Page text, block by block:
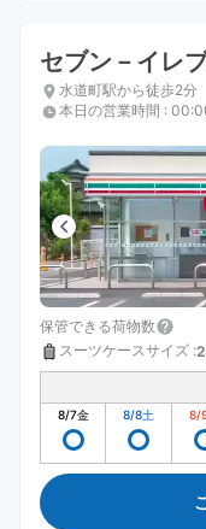
セブン－イレ
水道町駅から徒歩2分
本日の営業時間 :
保管できる荷物数
スーツケースサイズ :2
8/7金 8/8土 8/